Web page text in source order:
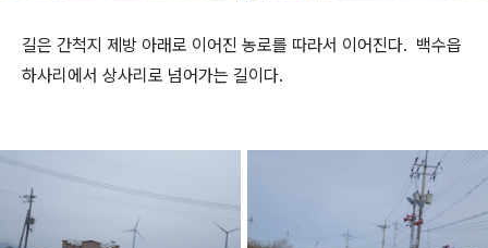
길은 간척지 제방 아래로 이어진 농로를 따라서 이어진다. 백수읍
하사리에서 상사리로 넘어가는 길이다.